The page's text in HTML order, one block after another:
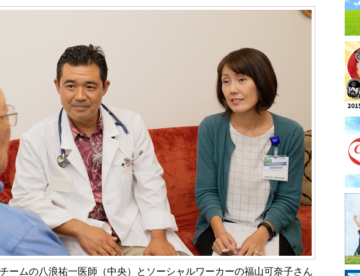
チームの八浪祐一医師（中央）とソーシャルワーカーの福山可奈子さん